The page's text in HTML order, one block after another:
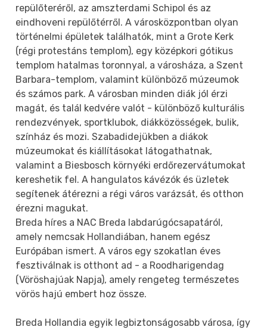
repülőteréről, az amszterdami Schipol és az
eindhoveni repülőtérről. A városközpontban olyan
történelmi épületek találhatók, mint a Grote Kerk
(régi protestáns templom), egy középkori gótikus
templom hatalmas toronnyal, a városháza, a Szent
Barbara-templom, valamint különböző múzeumok
és számos park. A városban minden diák jól érzi
magát, és talál kedvére valót - különböző kulturális
rendezvények, sportklubok, diákközösségek, bulik,
színház és mozi. Szabadidejükben a diákok
múzeumokat és kiállításokat látogathatnak,
valamint a Biesbosch környéki erdőrezervátumokat
kereshetik fel. A hangulatos kávézók és üzletek
segítenek átérezni a régi város varázsát, és otthon
érezni magukat.
Breda híres a NAC Breda labdarúgócsapatáról,
amely nemcsak Hollandiában, hanem egész
Európában ismert. A város egy szokatlan éves
fesztiválnak is otthont ad - a Roodharigendag
(Vöröshajúak Napja), amely rengeteg természetes
vörös hajú embert hoz össze.
Breda Hollandia egyik legbiztonságosabb városa, így